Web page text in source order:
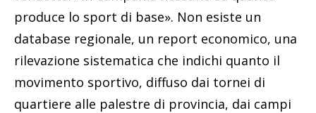
produce lo sport di base». Non esiste un
database regionale, un report economico, una
rilevazione sistematica che indichi quanto il
movimento sportivo, diffuso dai tornei di
quartiere alle palestre di provincia, dai campi